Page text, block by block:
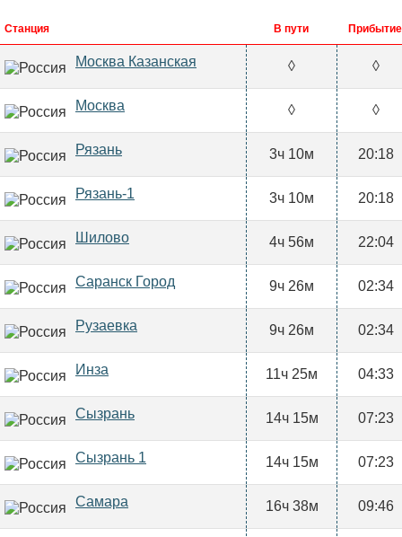
Станция В пути Прибытие
Москва Казанская ◊ ◊
Москва ◊ ◊
Рязань 3ч 10м 20:18
Рязань-1 3ч 10м 20:18
Шилово 4ч 56м 22:04
Саранск Город 9ч 26м 02:34
Рузаевка 9ч 26м 02:34
Инза 11ч 25м 04:33
Сызрань 14ч 15м 07:23
Сызрань 1 14ч 15м 07:23
Самара 16ч 38м 09:46